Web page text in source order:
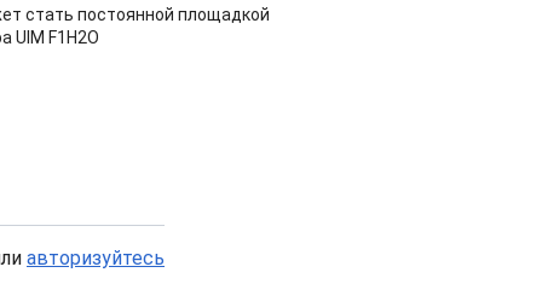
стать постоянной площадкой
UIM F1H2O
авторизуйтесь